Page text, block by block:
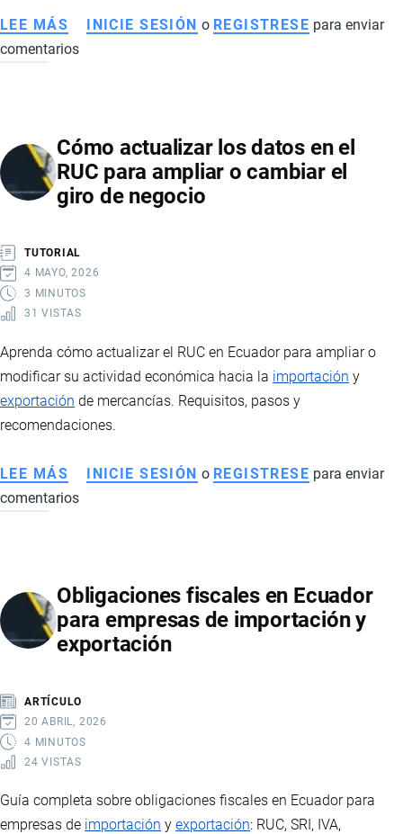
LEE MÁS SOBRE
CÓMO
PARA
VERIFICAR
DATOS
SRI
INICIE SESIÓN o REGISTRESE para enviar
comentarios
Cómo actualizar los datos en el
RUC para ampliar o cambiar el
giro de negocio
TUTORIAL
4 MAYO, 2026
3 MINUTOS
31 VISTAS
Aprenda cómo actualizar el RUC en Ecuador para ampliar o
modificar su actividad económica hacia la importación y
exportación de mercancías. Requisitos, pasos y
recomendaciones.
LEE MÁS SOBRE
CÓMO
EN
EL
RUC
O
CAMBIAR
EL
INICIE SESIÓN o REGISTRESE para enviar
comentarios
Obligaciones fiscales en Ecuador
para empresas de importación y
exportación
ARTÍCULO
20 ABRIL, 2026
4 MINUTOS
24 VISTAS
Guía completa sobre obligaciones fiscales en Ecuador para
empresas de importación y exportación: RUC, SRI, IVA,